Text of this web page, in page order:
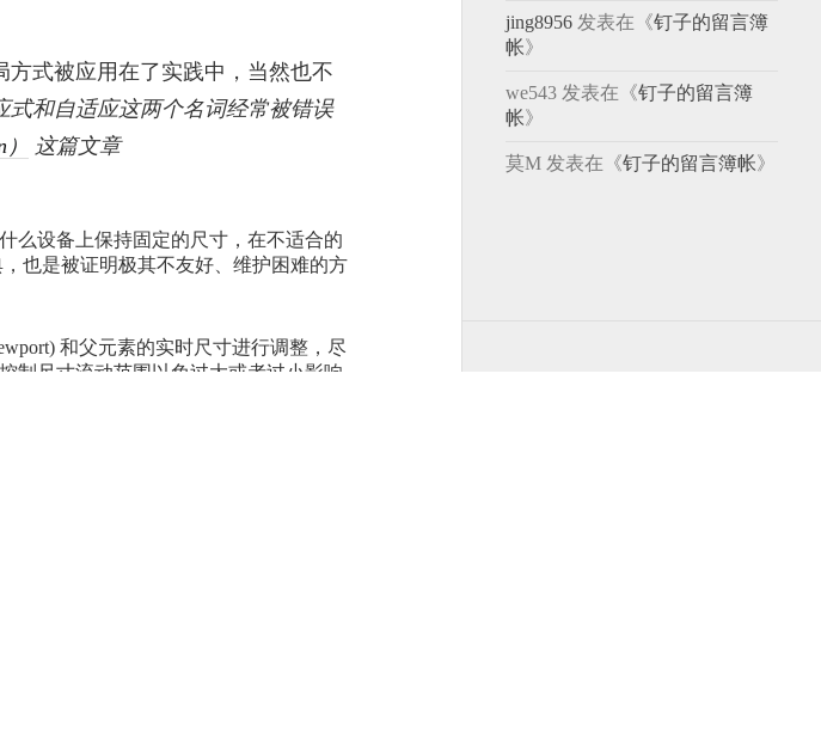
式被应用在了实践中，当然也不
式和自适应这两个名词经常被错误
这篇文章
么设备上保持固定的尺寸，在不适合的
也是被证明极其不友好、维护困难的方
和父元素的实时尺寸进行调整，尽
制尺寸流动范围以免过大或者过小影响
jing8956 发表在《钉子的留言簿
帐》
we543 发表在《钉子的留言簿
帐》
莫M 发表在《钉子的留言簿帐》